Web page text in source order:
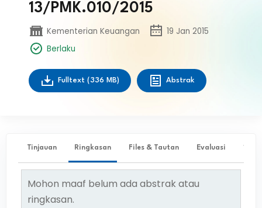
13/PMK.010/2015
Kementerian Keuangan
19 Jan 2015
Berlaku
Fulltext (336 MB) Abstrak
Tinjauan Ringkasan Files & Tautan Evaluasi ✨
Mohon maaf belum ada abstrak atau
ringkasan.